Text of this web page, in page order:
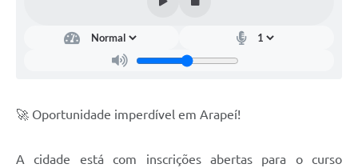
Contas Públicas
Telefones Úteis
🚀 Oportunidade imperdível em Arapeí!
A cidade está com inscrições abertas para o curso